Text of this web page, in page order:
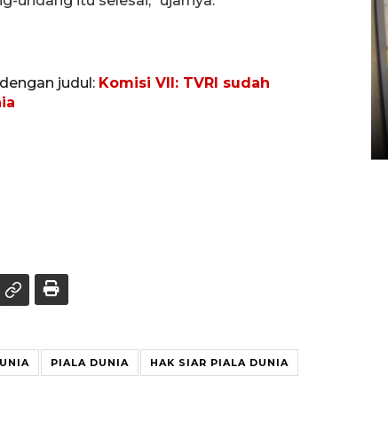
judul: Komisi VII: TVRI sudah
PIALA DUNIA HAK SIAR PIALA DUNIA
Penyelesaian pembentukan
Kopdes Merah Putih di